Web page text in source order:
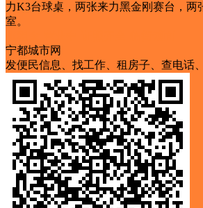
力K3台球桌，两张来力黑金刚赛台，两
室。
宁都城市网
发便民信息、找工作、租房子、查电话